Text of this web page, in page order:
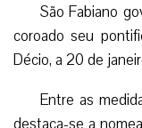
São Fabiano
coroado seu
Décio, a 20 de
Entre as
destaca-se a